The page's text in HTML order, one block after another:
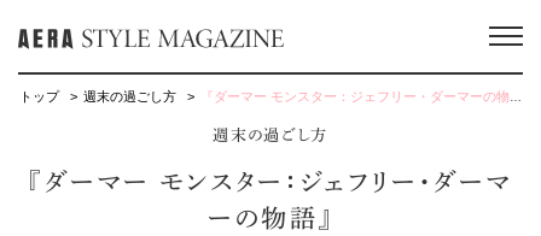
トップ 週末の過ごし方 『ダーマー モンスター：ジェフリー・ダーマーの物語』 いま観るべき、おしゃれな海外ドラマとは？ #33
週末の過ごし方
『ダーマー モンスター：ジェフリー・ダーマ
ーの物語』